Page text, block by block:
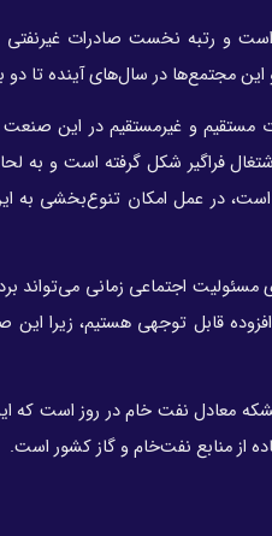
و رتبه نخست صادرات
مستقیم و غیرمستقیم در این
اشتغال فراگیر شکل گرفته است
در عمل امکان تنوع‌بخشی به
اجتماعی زمانی می‌تواند
قابل توجهی هستیم، زیرا این
از منابع نفت‌خام و گاز کشور است.